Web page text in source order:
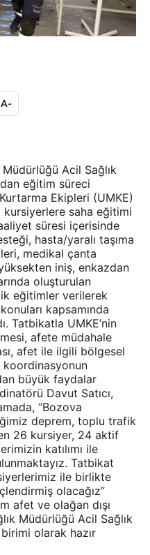
A-
Müdürlüğü Acil Sağlık
eğitim süreci
Ekipleri (UMKE)
saha eğitimi
süresi içerisinde
hasta/yaralı taşıma
medikal çanta
iniş, enkazdan
oluşturulan
eğitimler verilerek
kapsamında
Tatbikatla UMKE’nin
afete müdahale
afet ile ilgili bölgesel
büyük faydalar
Davut Satıcı,
“Bozova
deprem, toplu trafik
26 kursiyer, 24 aktif
katılımı ile
Tatbikat
ile birlikte
olacağız”
afet ve olağan dışı
Müdürlüğü Acil Sağlık
olarak hazır